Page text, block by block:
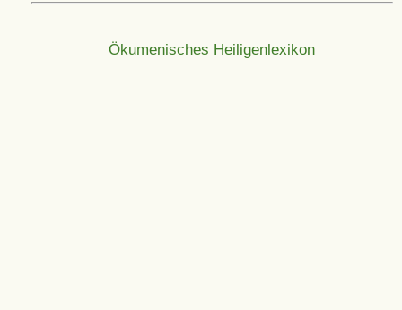
Ökumenisches Heiligenlexikon